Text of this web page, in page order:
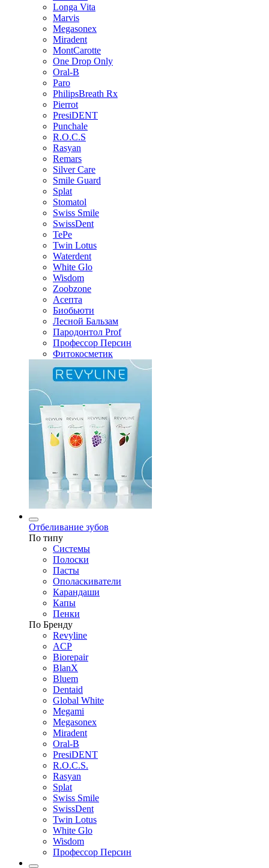
Longa Vita
Marvis
Megasonex
Miradent
MontCarotte
One Drop Only
Oral-B
Paro
PhilipsBreath Rx
Pierrot
PresiDENT
Punchale
R.O.C.S
Rasyan
Remars
Silver Care
Smile Guard
Splat
Stomatol
Swiss Smile
SwissDent
TePe
Twin Lotus
Waterdent
White Glo
Wisdom
Zoobzone
Асепта
Биобьюти
Лесной Бальзам
Пародонтол Prof
Профессор Персин
Фитокосметик
Отбеливание зубов
По типу
Системы
Полоски
Пасты
Ополаскиватели
Карандаши
Капы
Пенки
По Бренду
Revyline
ACP
Biorepair
BlanX
Bluem
Dentaid
Global White
Megami
Megasonex
Miradent
Oral-B
PresiDENT
R.O.C.S.
Rasyan
Splat
Swiss Smile
SwissDent
Twin Lotus
White Glo
Wisdom
Профессор Персин